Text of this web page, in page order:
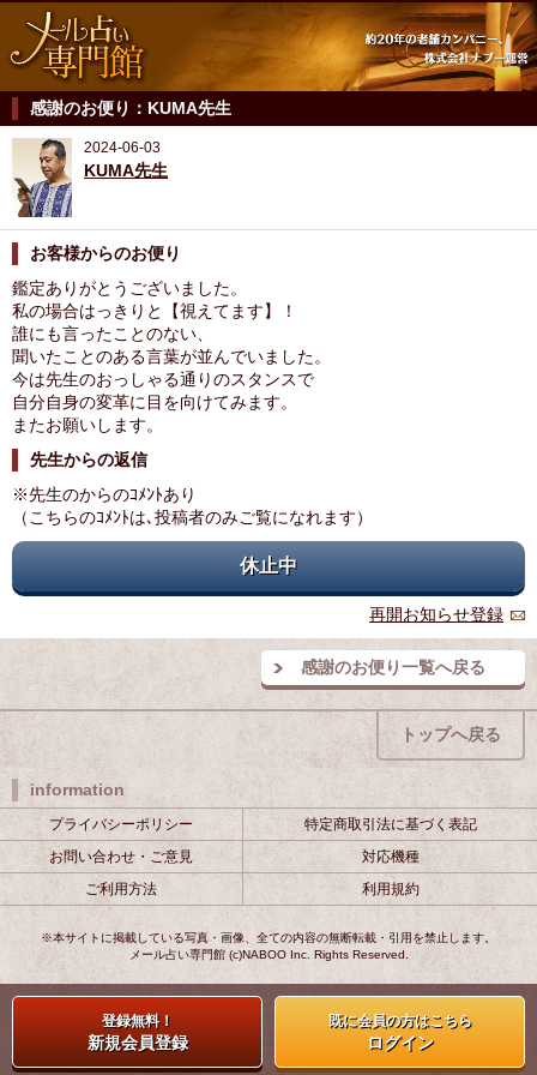
感謝のお便り：KUMA先生
2024-06-03
KUMA先生
お客様からのお便り
鑑定ありがとうございました。
私の場合はっきりと【視えてます】！
誰にも言ったことのない、
聞いたことのある言葉が並んでいました。
今は先生のおっしゃる通りのスタンスで
自分自身の変革に目を向けてみます。
またお願いします。
先生からの返信
※先生のからのｺﾒﾝﾄあり
（こちらのｺﾒﾝﾄは､投稿者のみご覧になれます）
休止中
再開お知らせ登録
感謝のお便り一覧へ戻る
トップへ戻る
information
プライバシーポリシー
特定商取引法に基づく表記
お問い合わせ・ご意見
対応機種
ご利用方法
利用規約
※本サイトに掲載している写真・画像、全ての内容の無断転載・引用を禁止します。
メール占い専門館 (c)NABOO Inc. Rights Reserved.
登録無料！
新規会員登録
既に会員の方はこちら
ログイン